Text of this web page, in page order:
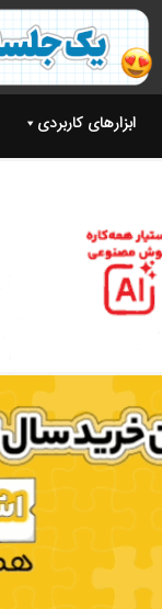
ابزارهای کاربردی